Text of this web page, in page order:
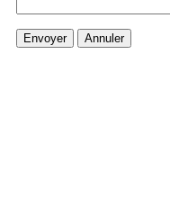
Envoyer Annuler